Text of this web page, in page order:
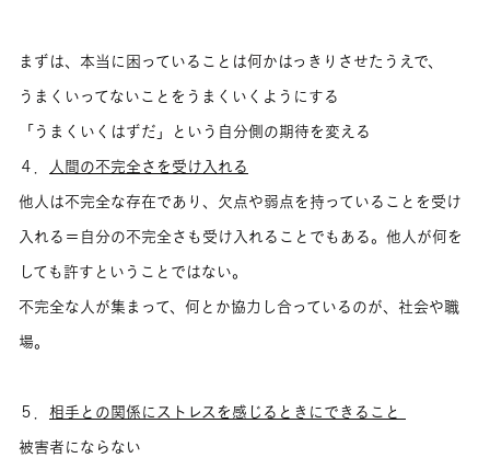
まずは、本当に困っていることは何かはっきりさせたうえで、
うまくいってないことをうまくいくようにする
「うまくいくはずだ」という自分側の期待を変える
４． 人間の不完全さを受け入れる
他人は不完全な存在であり、欠点や弱点を持っていることを受け
入れる＝自分の不完全さも受け入れることでもある。他人が何を
しても許すということではない。
不完全な人が集まって、何とか協力し合っているのが、社会や職
場。
５． 相手との関係にストレスを感じるときにできること
被害者にならない